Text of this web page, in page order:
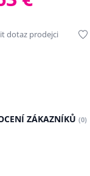
dotaz prodejci
ZÁKAZNÍKŮ (0)